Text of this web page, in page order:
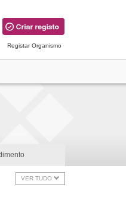
Registar Organismo
VER TUDO